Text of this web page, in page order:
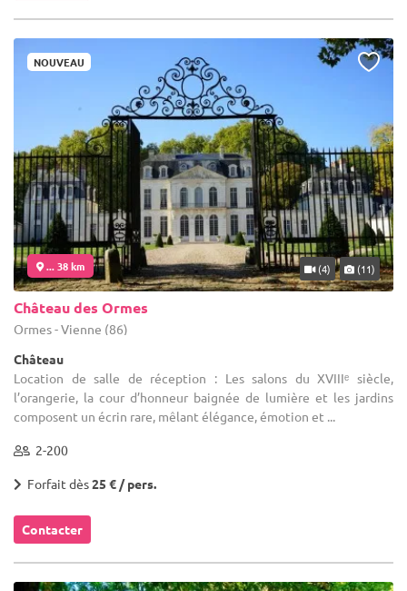
NOUVEAU
... 38 km (4) (11)
Château des Ormes
Ormes - Vienne (86)
Château
Location de salle de réception : Les salons du XVIIIᵉ siècle,
l’orangerie, la cour d’honneur baignée de lumière et les jardins
composent un écrin rare, mêlant élégance, émotion et ...
2-200
Forfait dès25 € / pers.
Contacter